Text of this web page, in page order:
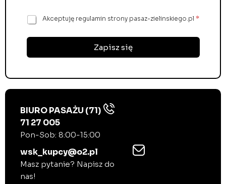
-
a
l
*
Z
o
a
O
*
Akceptuję regulamin strony pasaz-zielinskiego.pl *
Zapisz się
BIURO PASAŻU (71)
71 27 005
Pon-Sob: 8:00-15:00
wsk_kupcy@o2.pl
Masz pytanie? Napisz do
nas!